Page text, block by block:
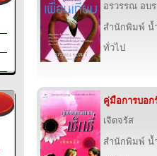
อรวรรณ อบ
สำนักพิมพ์ น้
ทั่วไป
คู่มือการบอก
เจิดจรัส
สำนักพิมพ์ น้